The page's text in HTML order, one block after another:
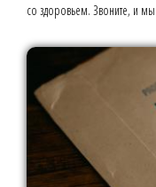
со здоровьем. Звоните, и